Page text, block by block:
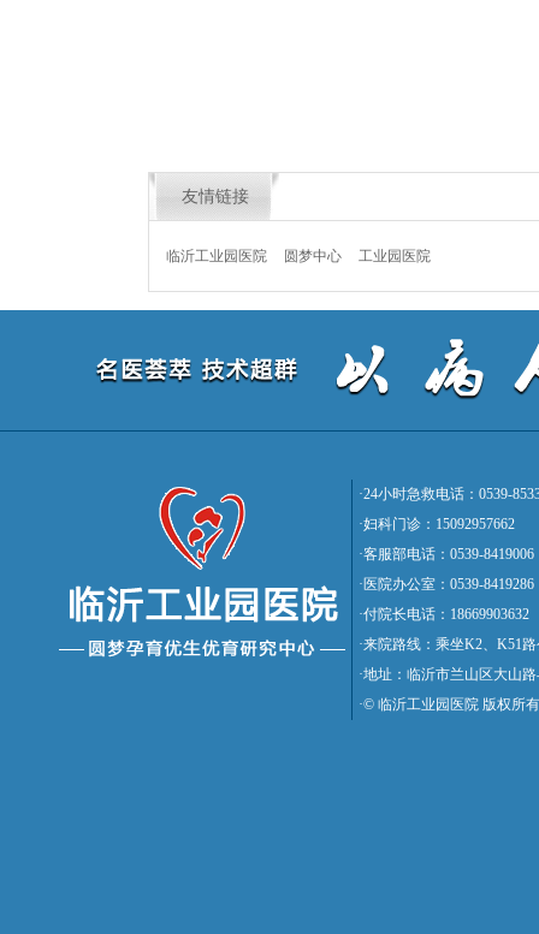
友情链接
临沂工业园医院 圆梦中心 工业园医院
·24小时急救电话：0539-
·妇科门诊：15092957662
·客服部电话：0539-8419006
·医院办公室：0539-8419286
·付院长电话：18669903632
·来院路线：乘坐K2、K51
·地址：临沂市兰山区大山
·© 临沂工业园医院 版权所